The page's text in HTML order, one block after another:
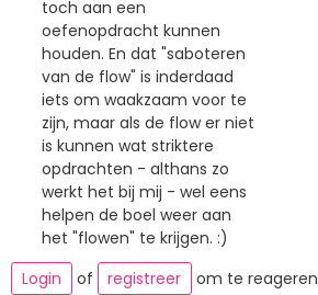
toch aan een
oefenopdracht kunnen
houden. En dat "saboteren
van de flow" is inderdaad
iets om waakzaam voor te
zijn, maar als de flow er niet
is kunnen wat striktere
opdrachten - althans zo
werkt het bij mij - wel eens
helpen de boel weer aan
het "flowen" te krijgen. :)
Login
of registreer om te reageren